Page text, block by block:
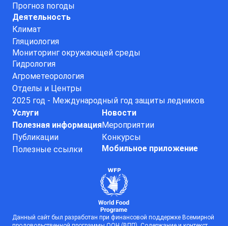
Прогноз погоды
Деятельность
Климат
Гляциология
Мониторинг окружающей среды
Гидрология
Агрометеорология
Отделы и Центры
2025 год - Международный год защиты ледников
Услуги
Полезная информация
Публикации
Полезные ссылки
Новости
Мероприятии
Конкурсы
Мобильное приложение
Данный сайт был разработан при финансовой поддержке Всемирной